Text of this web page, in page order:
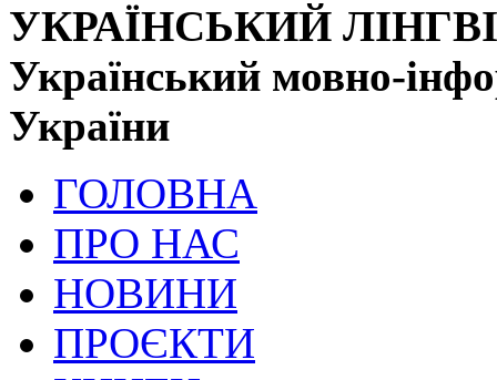
УКРАЇНСЬКИЙ
Український мовно-
України
ГОЛОВНА
ПРО НАС
НОВИНИ
ПРОЄКТИ